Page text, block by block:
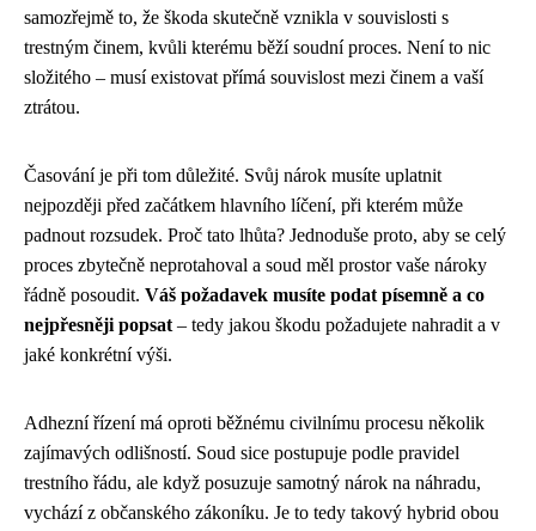
samozřejmě to, že škoda skutečně vznikla v souvislosti s
trestným činem, kvůli kterému běží soudní proces. Není to nic
složitého – musí existovat přímá souvislost mezi činem a vaší
ztrátou.
Časování je při tom důležité. Svůj nárok musíte uplatnit
nejpozději před začátkem hlavního líčení, při kterém může
padnout rozsudek. Proč tato lhůta? Jednoduše proto, aby se celý
proces zbytečně neprotahoval a soud měl prostor vaše nároky
řádně posoudit. Váš požadavek musíte podat písemně a co
nejpřesněji popsat – tedy jakou škodu požadujete nahradit a v
jaké konkrétní výši.
Adhezní řízení má oproti běžnému civilnímu procesu několik
zajímavých odlišností. Soud sice postupuje podle pravidel
trestního řádu, ale když posuzuje samotný nárok na náhradu,
vychází z občanského zákoníku. Je to tedy takový hybrid obou